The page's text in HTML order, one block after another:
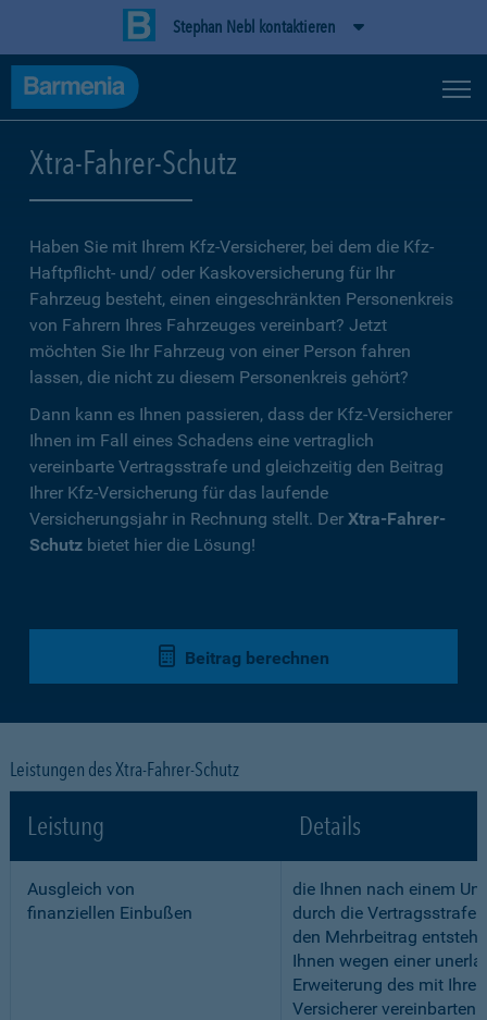
Stephan Nebl kontaktieren
Xtra-Fahrer-Schutz
Haben Sie mit Ihrem Kfz-Versicherer, bei dem die Kfz-
Haftpflicht- und/ oder Kaskoversicherung für Ihr
Fahrzeug besteht, einen eingeschränkten Personenkreis
von Fahrern Ihres Fahrzeuges vereinbart? Jetzt
möchten Sie Ihr Fahrzeug von einer Person fahren
lassen, die nicht zu diesem Personenkreis gehört?
Dann kann es Ihnen passieren, dass der Kfz-Versicherer
Ihnen im Fall eines Schadens eine vertraglich
vereinbarte Vertragsstrafe und gleichzeitig den Beitrag
Ihrer Kfz-Versicherung für das laufende
Versicherungsjahr in Rechnung stellt. Der Xtra-Fahrer-
Schutz bietet hier die Lösung!
Beitrag berechnen
Leistungen des Xtra-Fahrer-Schutz
Leistung Details
Ausgleich von
finanziellen Einbußen
die Ihnen nach einem
durch die Vertragsstrafe
den Mehrbeitrag
Ihnen wegen einer
Erweiterung des mit
Versicherer vereinbarten